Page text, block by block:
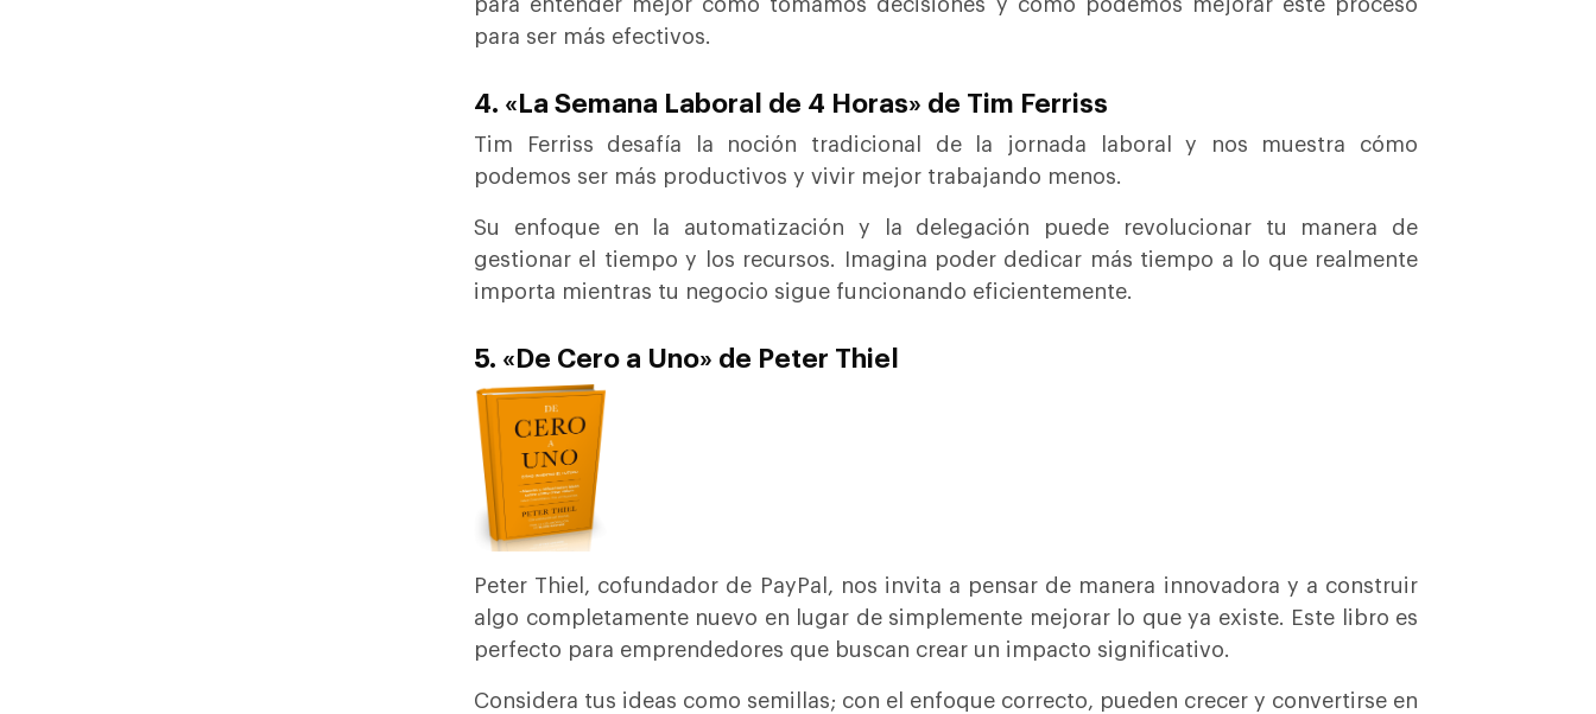
para entender mejor cómo tomamos decisiones y cómo podemos mejorar este proceso
para ser más efectivos.
4. «La Semana Laboral de 4 Horas» de Tim Ferriss
Tim Ferriss desafía la noción tradicional de la jornada laboral y nos muestra cómo
podemos ser más productivos y vivir mejor trabajando menos.
Su enfoque en la automatización y la delegación puede revolucionar tu manera de
gestionar el tiempo y los recursos. Imagina poder dedicar más tiempo a lo que realmente
importa mientras tu negocio sigue funcionando eficientemente.
5. «De Cero a Uno» de Peter Thiel
Peter Thiel, cofundador de PayPal, nos invita a pensar de manera innovadora y a construir
algo completamente nuevo en lugar de simplemente mejorar lo que ya existe. Este libro es
perfecto para emprendedores que buscan crear un impacto significativo.
Considera tus ideas como semillas; con el enfoque correcto, pueden crecer y convertirse en